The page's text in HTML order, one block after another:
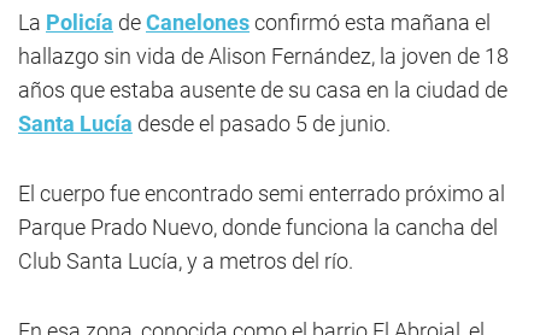
La Policía deCanelonesconfirmó esta mañana el
hallazgo sin vida de Alison Fernández, la joven de 18
años que estaba ausente de su casa en la ciudad de
Santa Lucía desde el pasado 5 de junio.
El cuerpo fue encontrado semi enterrado próximo al
Parque Prado Nuevo, donde funciona la cancha del
Club Santa Lucía, y a metros del río.